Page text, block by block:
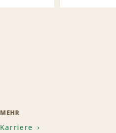
MEHR
Karriere